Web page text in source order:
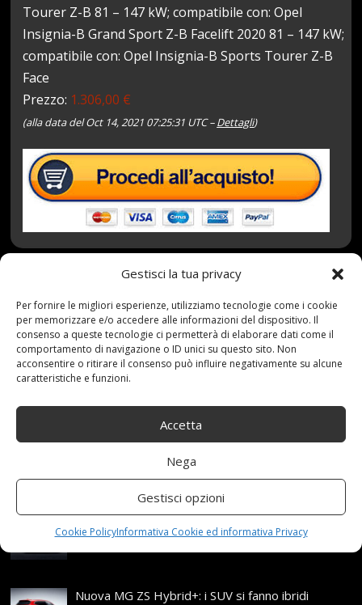
Gestisci la tua privacy
Per fornire le migliori esperienze, utilizziamo tecnologie come i cookie
per memorizzare e/o accedere alle informazioni del dispositivo. Il
consenso a queste tecnologie ci permetterà di elaborare dati come il
comportamento di navigazione o ID unici su questo sito. Non
acconsentire o ritirare il consenso può influire negativamente su alcune
caratteristiche e funzioni.
Accetta
Nega
Gestisci opzioni
Cookie PolicyInformativa Cookie ed informativa Privacy
Tourer Z-B 81 – 147 kW; compatibile con: Opel
Insignia-B Grand Sport Z-B Facelift 2020 81 – 147 kW;
compatibile con: Opel Insignia-B Sports Tourer Z-B
Face
Prezzo: 1.306,00 €
(alla data del Oct 14, 2021 07:25:31 UTC –Dettagli)
14 Ottobre 2021 redazione 3PMSF
5x115,7x17,97H,ALPIN,con,Integrali,MICHELIN,
Nero,Opaco,R17,ruote, Skandic Categories:
Shop
Articoli recenti
Assicurazione auto e sostituzione lunotto: le cose
25 Novembre,2024
Nuova MG ZS Hybrid+: i SUV si fanno ibridi